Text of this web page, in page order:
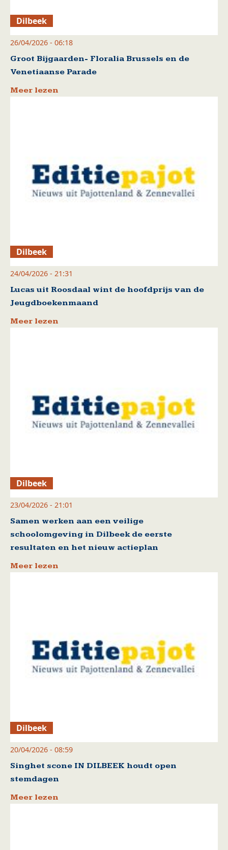
Dilbeek
26/04/2026 - 06:18
Groot Bijgaarden- Floralia Brussels en de
Venetiaanse Parade
Meer lezen
Dilbeek
24/04/2026 - 21:31
Lucas uit Roosdaal wint de hoofdprijs van de
Jeugdboekenmaand
Meer lezen
Dilbeek
23/04/2026 - 21:01
Samen werken aan een veilige
schoolomgeving in Dilbeek de eerste
resultaten en het nieuw actieplan
Meer lezen
Dilbeek
20/04/2026 - 08:59
Singhet scone IN DILBEEK houdt open
stemdagen
Meer lezen